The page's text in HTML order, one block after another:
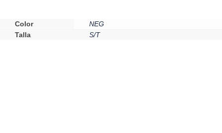
Color
NEG
Talla
S/T